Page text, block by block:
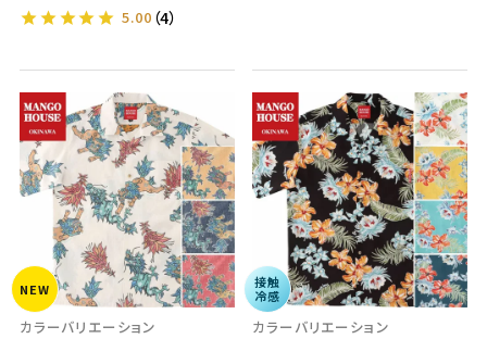
5.00 （4）
カラーバリエーション
NEW
カラーバリエーション
接触
冷感